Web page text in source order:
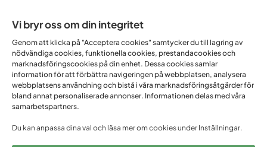
Vi finns i flera länder
Vi bryr oss om din integritet
Genom att klicka på "Acceptera cookies" samtycker du till lagring av
nödvändiga cookies, funktionella cookies, prestandacookies och
marknadsföringscookies på din enhet. Dessa cookies samlar
information för att förbättra navigeringen på webbplatsen, analysera
webbplatsens användning och bistå i våra marknadsföringsåtgärder för
bland annat personaliserade annonser. Informationen delas med våra
samarbetspartners.
Du kan anpassa dina val och läsa mer om cookies under Inställningar.